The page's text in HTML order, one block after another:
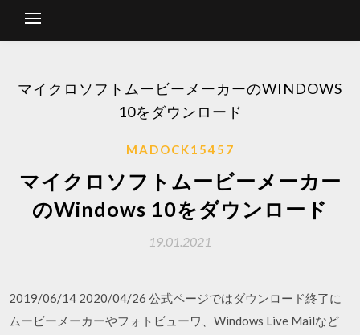
マイクロソフトムービーメーカーのWINDOWS
10をダウンロード
MADOCK15457
マイクロソフトムービーメーカー
のWindows 10をダウンロード
19.01.2021
2019/06/14 2020/04/26 公式ページではダウンロード終了に
ムービーメーカーやフォトビューワ、Windows Live Mailなど